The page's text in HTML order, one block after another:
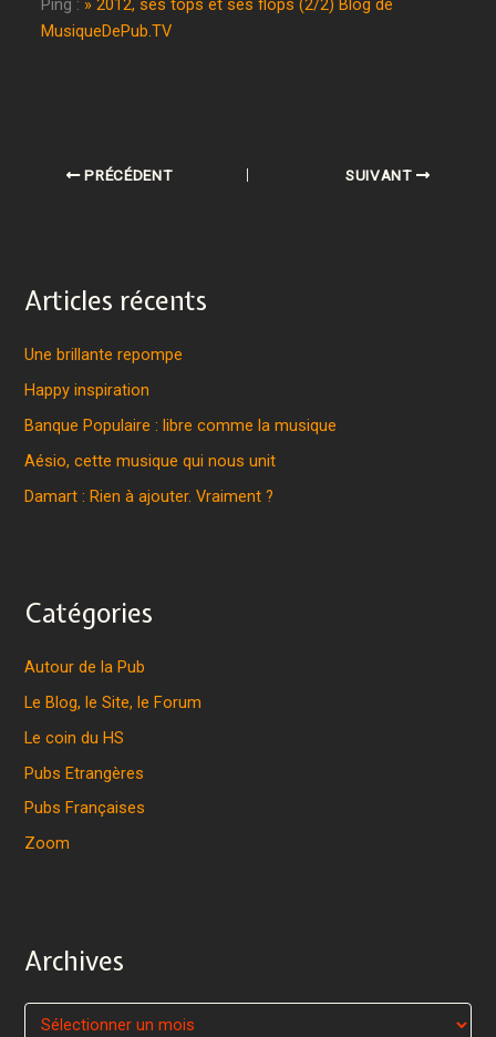
Ping : » 2012, ses tops et ses flops (2/2) Blog de
MusiqueDePub.TV
PRÉCÉDENT SUIVANT
Articles récents
Une brillante repompe
Happy inspiration
Banque Populaire : libre comme la musique
Aésio, cette musique qui nous unit
Damart : Rien à ajouter. Vraiment ?
Catégories
Autour de la Pub
Le Blog, le Site, le Forum
Le coin du HS
Pubs Etrangères
Pubs Françaises
Zoom
Archives
A